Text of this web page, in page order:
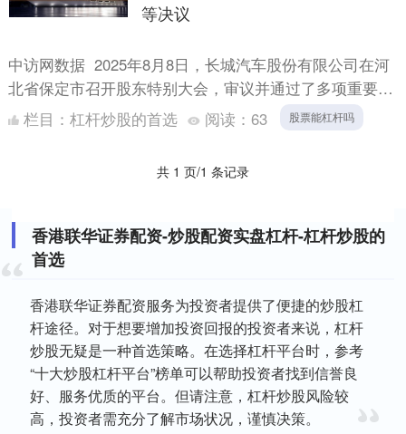
等决议
中访网数据 2025年8月8日，长城汽车股份有限公司在河
北省保定市召开股东特别大会，审议并通过了多项重要决
议。会议以现场投票和网络投票相结合的方式进行，参与
表....
栏目： 杠杆炒股的首选 阅读： 63 股票能杠杆吗
共 1 页/1 条记录
香港联华证券配资-炒股配资实盘杠杆-杠杆炒股的
首选
香港联华证券配资服务为投资者提供了便捷的炒股杠
杆途径。对于想要增加投资回报的投资者来说，杠杆
炒股无疑是一种首选策略。在选择杠杆平台时，参考
“十大炒股杠杆平台”榜单可以帮助投资者找到信誉良
好、服务优质的平台。但请注意，杠杆炒股风险较
高，投资者需充分了解市场状况，谨慎决策。